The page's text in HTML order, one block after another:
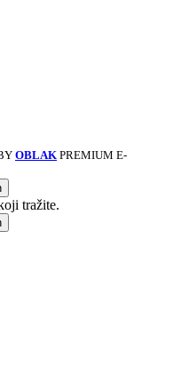
OBLAK PREMIUM E-
tražite.